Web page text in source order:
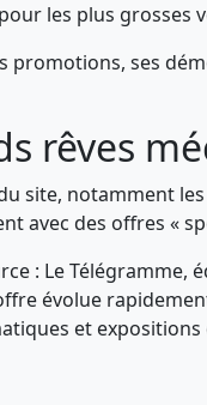
les plus grosses
promotions, ses
rêves
site, notamment
avec des offres «
: Le Télégramme,
évolue
et